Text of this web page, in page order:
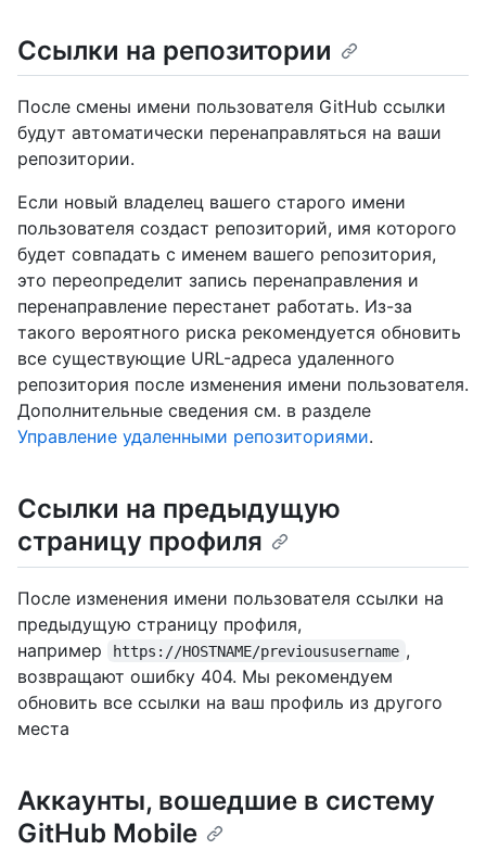
Ссылки на репозитории
После смены имени пользователя GitHub ссылки
будут автоматически перенаправляться на ваши
репозитории.
Если новый владелец вашего старого имени
пользователя создаст репозиторий, имя которого
будет совпадать с именем вашего репозитория,
это переопределит запись перенаправления и
перенаправление перестанет работать. Из-за
такого вероятного риска рекомендуется обновить
все существующие URL-адреса удаленного
репозитория после изменения имени пользователя.
Дополнительные сведения см. в разделе
Управление удаленными репозиториями.
Ссылки на предыдущую
страницу профиля
После изменения имени пользователя ссылки на
предыдущую страницу профиля,
например
https://HOSTNAME/previoususername ,
возвращают ошибку 404. Мы рекомендуем
обновить все ссылки на ваш профиль из другого
места
Аккаунты, вошедшие в систему
GitHub Mobile